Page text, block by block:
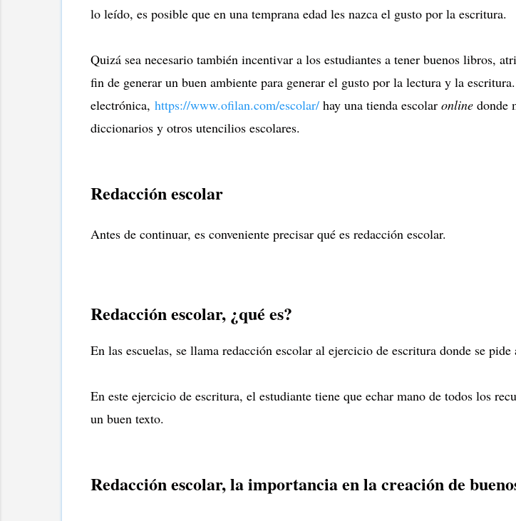
lo leído, es posible que en una temprana edad les nazca el gusto por la escritura.
Quizá sea necesario también incentivar a los estudiantes a tener buenos libros,
fin de generar un buen ambiente para generar el gusto por la lectura y la
electrónica, https://www.ofilan.com/escolar/ hay una tienda escolar online donde
diccionarios y otros utencilios escolares.
Redacción escolar
Antes de continuar, es conveniente precisar qué es redacción escolar.
Redacción escolar, ¿qué es?
En las escuelas, se llama redacción escolar al ejercicio de escritura donde se
En este ejercicio de escritura, el estudiante tiene que echar mano de todos los
un buen texto.
Redacción escolar, la importancia en la creación de